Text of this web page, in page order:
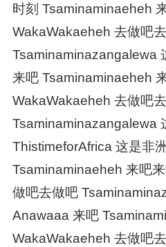
时刻 Tsaminaminaeheh
WakaWakaeheh 去做吧
Tsaminaminazangalewa
来吧 Tsaminaminaeheh
WakaWakaeheh 去做吧
Tsaminaminazangalewa
ThistimeforAfrica 这是非
Tsaminaminaeheh 来吧
做吧去做吧
Anawaaa 来吧
WakaWakaeheh 去做吧